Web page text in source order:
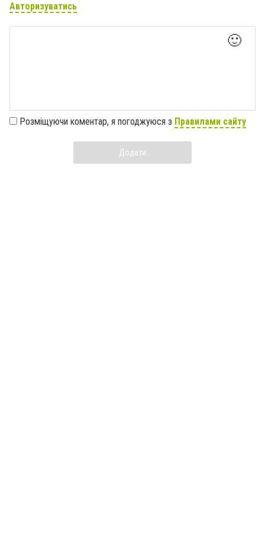
Авторизуватись
🙂
Розміщуючи коментар, я погоджуюся з Правилами сайту
Додати